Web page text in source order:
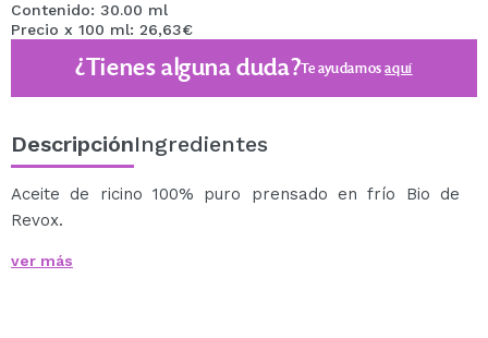
Contenido: 30.00 ml
Precio x 100 ml: 26,63€
¿Tienes alguna duda?Te ayudamosaquí
DescripciónIngredientes
Aceite de ricino 100% puro prensado en frío Bio de
Revox.
cabello, las cutículas, las cejas, las pestañas y la piel.
ver más